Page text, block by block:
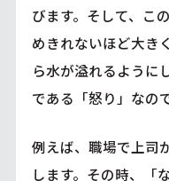
びます。そして、こ
めきれないほど大き
ら水が溢れるように
である「怒り」なので
例えば、職場で上司
します。その時、「